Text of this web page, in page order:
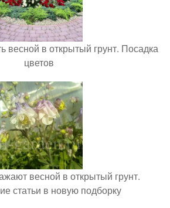
весной в открытый грунт. Посадка
цветов
весной в открытый грунт.
статьи в новую подборку